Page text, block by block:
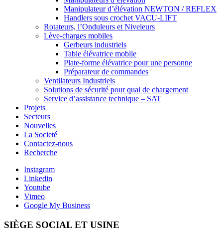
Manipulateur d’élévation NEWTON / REFLEX
Handlers sous crochet VACU-LIFT
Rotateurs, l’Onduleurs et Niveleurs
Lève-charges mobiles
Gerbeurs industriels
Table élévatrice mobile
Plate-forme élévatrice pour une personne
Préparateur de commandes
Ventilateurs Industriels
Solutions de sécurité pour quai de chargement
Service d’assistance technique – SAT
Projets
Secteurs
Nouvelles
La Societé
Contactez-nous
Recherche
Instagram
Linkedin
Youtube
Vimeo
Google My Business
SIÈGE SOCIAL ET USINE